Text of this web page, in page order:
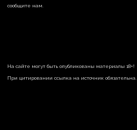
сообщите нам.
На сайте могут быть опубликованы материалы 18+!
При цитировании ссылка на источник обязательна.